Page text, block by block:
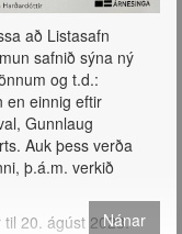
að Listasafn
safnið sýna ný
og t.d.:
en einnig eftir
Gunnlaug
Auk þess verða
þ.á.m. verkið
til 20. ágúst 2023.
Nánar